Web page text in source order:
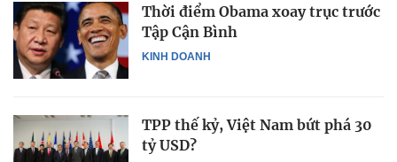
KINH DOANH
Thời điểm Obama xoay trục trước
Tập Cận Bình
TPP thế kỷ, Việt Nam bứt phá 30
tỷ USD?